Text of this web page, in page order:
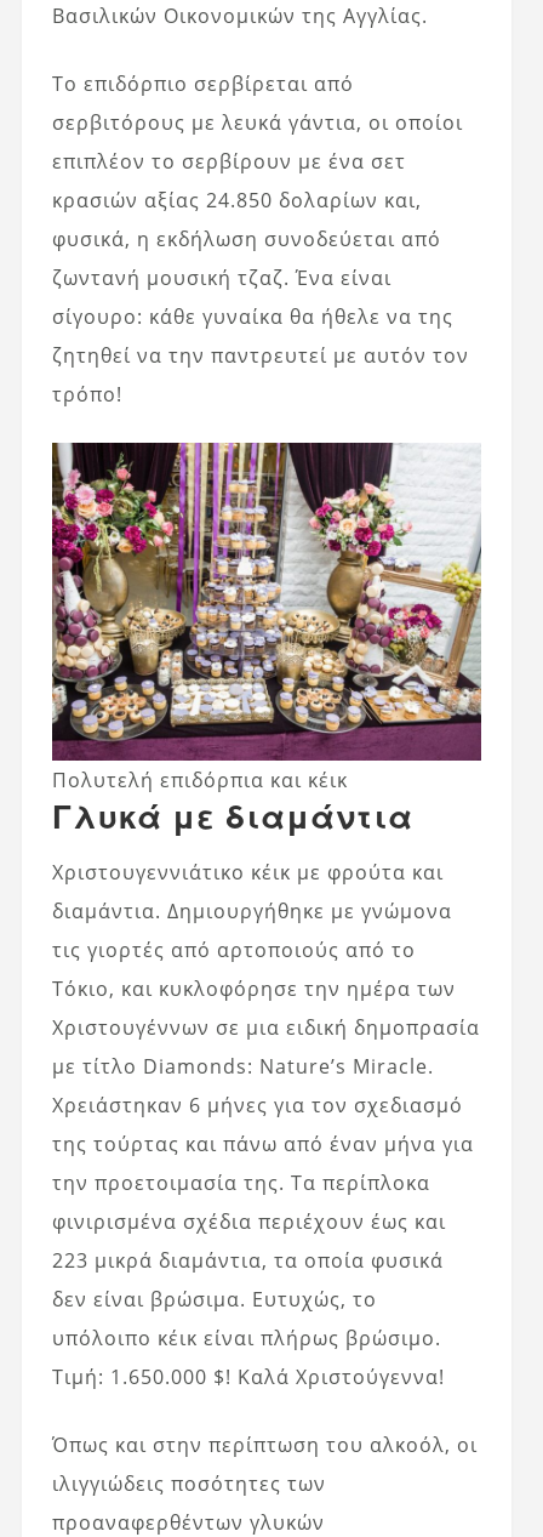
Βασιλικών Οικονομικών της Αγγλίας.
Το επιδόρπιο σερβίρεται από
σερβιτόρους με λευκά γάντια, οι οποίοι
επιπλέον το σερβίρουν με ένα σετ
κρασιών αξίας 24.850 δολαρίων και,
φυσικά, η εκδήλωση συνοδεύεται από
ζωντανή μουσική τζαζ. Ένα είναι
σίγουρο: κάθε γυναίκα θα ήθελε να της
ζητηθεί να την παντρευτεί με αυτόν τον
τρόπο!
Πολυτελή επιδόρπια και κέικ
Γλυκά με διαμάντια
Χριστουγεννιάτικο κέικ με φρούτα και
διαμάντια. Δημιουργήθηκε με γνώμονα
τις γιορτές από αρτοποιούς από το
Τόκιο, και κυκλοφόρησε την ημέρα των
Χριστουγέννων σε μια ειδική δημοπρασία
με τίτλο Diamonds: Nature’s Miracle.
Χρειάστηκαν 6 μήνες για τον σχεδιασμό
της τούρτας και πάνω από έναν μήνα για
την προετοιμασία της. Τα περίπλοκα
φινιρισμένα σχέδια περιέχουν έως και
223 μικρά διαμάντια, τα οποία φυσικά
δεν είναι βρώσιμα. Ευτυχώς, το
υπόλοιπο κέικ είναι πλήρως βρώσιμο.
Τιμή: 1.650.000 $! Καλά Χριστούγεννα!
Όπως και στην περίπτωση του αλκοόλ, οι
ιλιγγιώδεις ποσότητες των
προαναφερθέντων γλυκών